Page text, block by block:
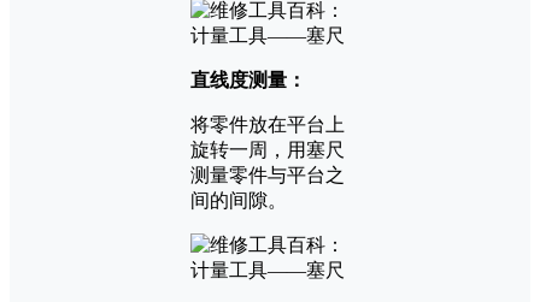
直线度测量：
将零件放在平台上
旋转一周，用塞尺
测量零件与平台之
间的间隙。